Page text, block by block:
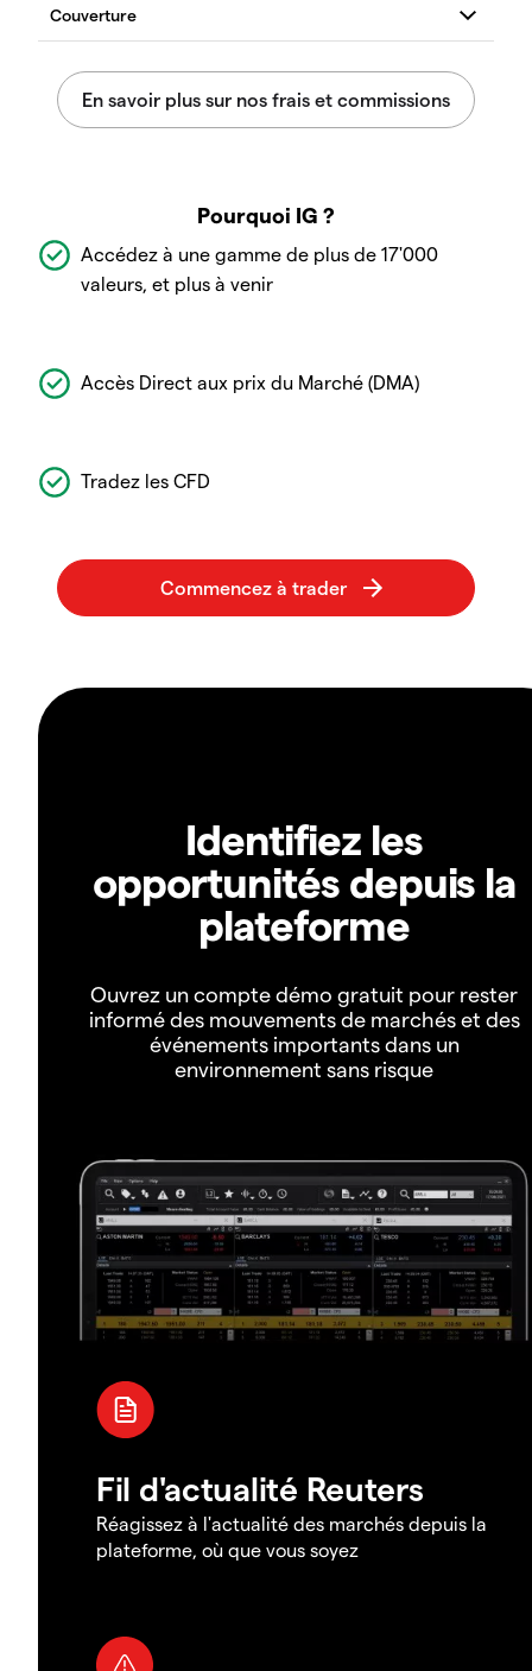
Pourquoi IG ?
Accédez à une gamme de plus de 17'000
valeurs, et plus à venir
Accès Direct aux prix du Marché (DMA)
Tradez les CFD
Identifiez les
opportunités depuis la
plateforme
Ouvrez un compte démo gratuit pour rester
informé des mouvements de marchés et des
événements importants dans un
environnement sans risque
Fil d'actualité Reuters
Réagissez à l'actualité des marchés depuis la
plateforme, où que vous soyez